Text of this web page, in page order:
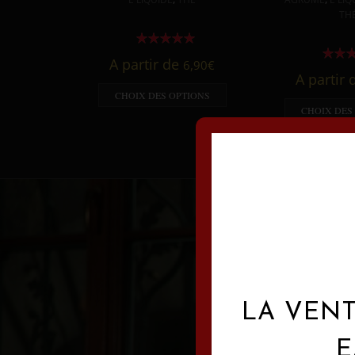
A partir de 6,90€
CHOIX DES OPTIONS
A partir
CHOIX DES
LA